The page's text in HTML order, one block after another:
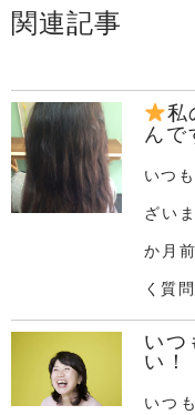
関連記事
私
んで
いつ
ざい
か月
く質
いつ
い
いつ